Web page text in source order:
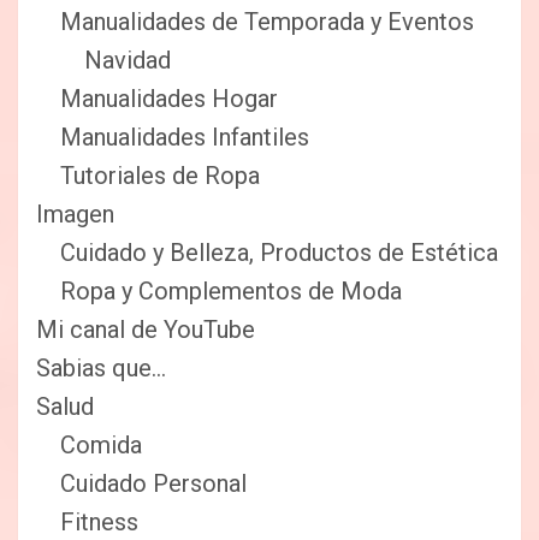
Manualidades de Temporada y Eventos
Navidad
Manualidades Hogar
Manualidades Infantiles
Tutoriales de Ropa
Imagen
Cuidado y Belleza, Productos de Estética
Ropa y Complementos de Moda
Mi canal de YouTube
Sabias que…
Salud
Comida
Cuidado Personal
Fitness